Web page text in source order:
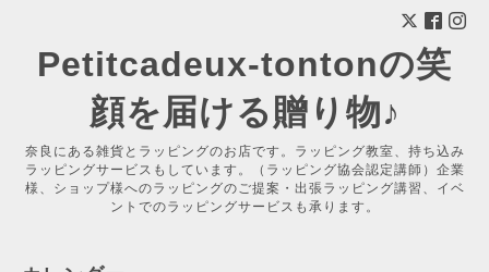
Petitcadeux-tontonの笑
顔を届ける贈り物♪
奈良にある雑貨とラッピングのお店です。ラッピング教室、持ち込み
ラッピングサービスもしています。（ラッピング協会認定講師）企業
様、ショップ様へのラッピングのご提案・出張ラッピング講習、イベ
ントでのラッピングサービスも承ります。